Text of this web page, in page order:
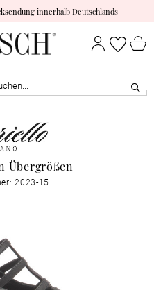
innerhalb Deutschlands
Übergrößen
2023-15